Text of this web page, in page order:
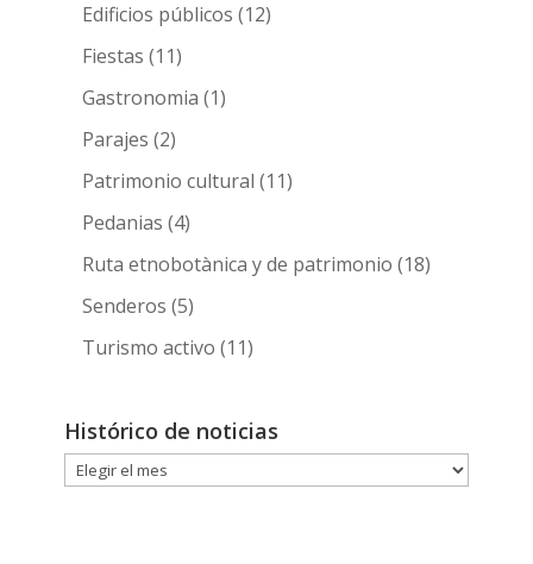
Edificios públicos (12)
Fiestas (11)
Gastronomia (1)
Parajes (2)
Patrimonio cultural (11)
Pedanias (4)
Ruta etnobotànica y de patrimonio (18)
Senderos (5)
Turismo activo (11)
Histórico de noticias
Histórico